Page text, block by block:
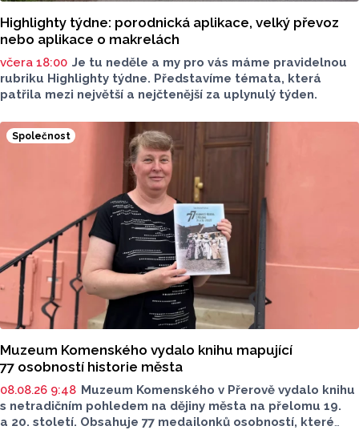
Highlighty týdne: porodnická aplikace, velký převoz
nebo aplikace o makrelách
včera 18:00 Je tu neděle a my pro vás máme pravidelnou
rubriku Highlighty týdne. Představíme témata, která
patřila mezi největší a nejčtenější za uplynulý týden.
Společnost
Muzeum Komenského vydalo knihu mapující
77 osobností historie města
08.08.26 9:48 Muzeum Komenského v Přerově vydalo knihu
s netradičním pohledem na dějiny města na přelomu 19.
a 20. století. Obsahuje 77 medailonků osobností, které